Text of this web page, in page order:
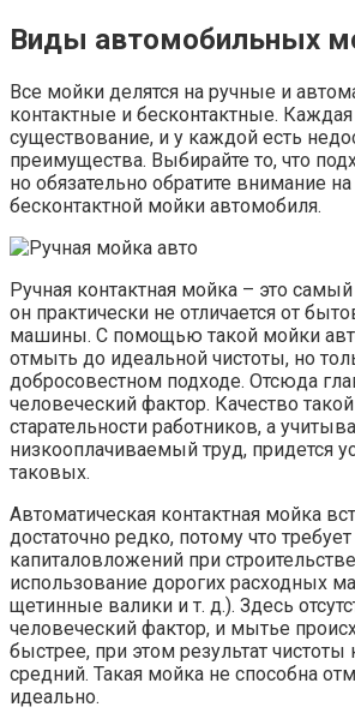
Виды автомобильных
Все мойки делятся на ручные и
контактные и бесконтактные.
существование, и у каждой есть
преимущества. Выбирайте то, что
но обязательно обратите внимание
бесконтактной мойки автомобиля.
Ручная контактная мойка – это
он практически не отличается от
машины. С помощью такой мойки
отмыть до идеальной чистоты, но
добросовестном подходе. Отсюда
человеческий фактор. Качество
старательности работников, а
низкооплачиваемый труд, придется
таковых.
Автоматическая контактная мойка
достаточно редко, потому что
капиталовложений при
использование дорогих расходных
щетинные валики и т. д.). Здесь
человеческий фактор, и мытье
быстрее, при этом результат чистоты
средний. Такая мойка не способна
идеально.